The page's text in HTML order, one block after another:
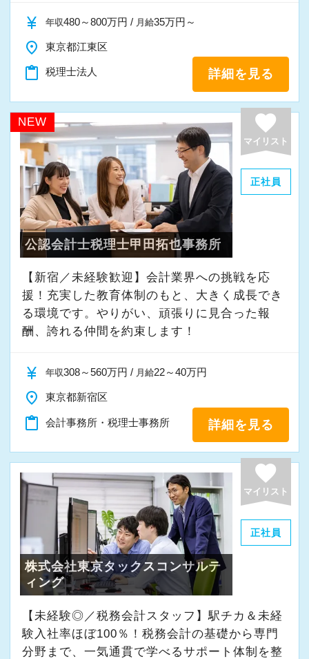
・資格取得を目指す社員が多数
＜募集の背景＞
・将来の中核人材を募集
＜先輩スタッフの声＞
Q. 当事務所を選んだ理由は？
A. 幅広い業務を経験できる点に魅力を感じ、入
所を決めました。
Q. 実際に働いてみてどうですか？
A. さまざまな業務を任せてもらえるので、以前
より成長スピードが上がったと感じています。
A. 上司や先輩に相談しやすく、風通しの良い職
場だと感じています。
＜求める人材＞
・主体的に業務を進められる方
・顧客対応や提案業務に挑戦したい方
・資産税など専門性を高めたい方
・将来的にマネジメントに関わりたい方
＜まずはカジュアル面談へ＞
・事前に気軽な面談を実施
・仕事内容やキャリアを相談可
・ざっくばらんに質問OK
currency_yen 年収480～800万円 / 月給35万円～
place 東京都江東区
content_paste 税理士法人 詳細を見る
NEW favorite
マイリスト
正社員
公認会計士税理士甲田拓也事務所
【新宿／未経験歓迎】会計業界への挑戦を応
援！充実した教育体制のもと、大きく成長でき
る環境です。やりがい、頑張りに見合った報
酬、誇れる仲間を約束します！
currency_yen 年収308～560万円 / 月給22～40万円
place 東京都新宿区
content_paste 会計事務所・税理士事務所 詳細を見る
favorite
マイリスト
正社員
株式会社東京タックスコンサルテ
ィング
【未経験◎／税務会計スタッフ】駅チカ＆未経
験入社率ほぼ100％！税務会計の基礎から専門
分野まで、一気通貫で学べるサポート体制を整